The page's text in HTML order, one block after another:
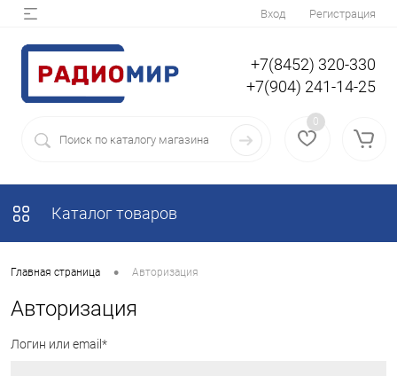
Вход Регистрация
+7(8452) 320-330
+7(904) 241-14-25
0
Каталог товаров
Главная страница • Авторизация
Авторизация
Логин или email*